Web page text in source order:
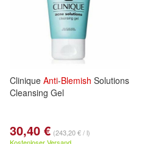
Clinique Anti-Blemish Solutions
Cleansing Gel
30,40 € (243,20 € / l)